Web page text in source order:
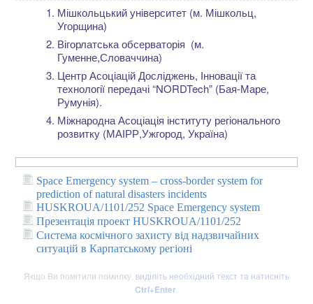
Мішкольцький університет (м. Мішкольц,
Угорщина)
Вігорлатська обсерваторія (м.
Гуменне,Словаччина)
Центр Асоціацій Досліджень, Інновації та
технології передачі “NORDTech” (Бая-Маре,
Румунія).
Міжнародна Асоціація інституту регіонального
розвитку (МАІРР,Ужгород, Україна)
Space Emergency system – cross-border system for
prediction of natural disasters incidents
HUSKROUA/1101/252 Space Emergency system
Презентація проект HUSKROUA/1101/252
Система космічного захисту від надзвичайних
ситуацій в Карпатському регіоні
Якщо Ви помітили помилку, виділіть необхідний текст та натисніть
Ctrl+Enter